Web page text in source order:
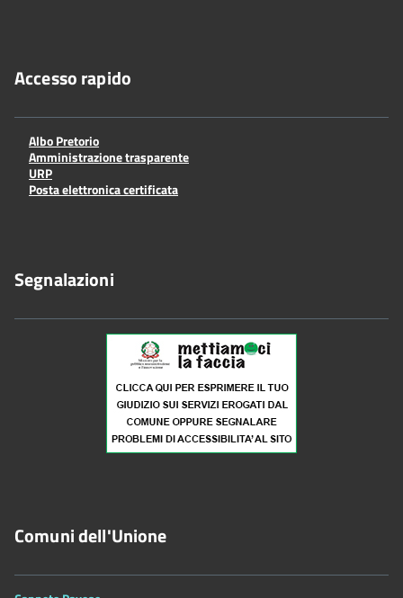
Accesso rapido
Albo Pretorio
Amministrazione trasparente
URP
Posta elettronica certificata
Segnalazioni
Comuni dell'Unione